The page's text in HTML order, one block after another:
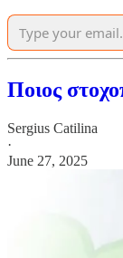
Ποιος
Sergius Catilina
·
June 27, 2025